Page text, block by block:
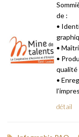
de :
•
•
•
qualité
•
détail